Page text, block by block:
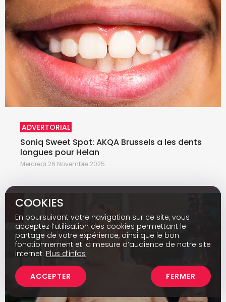
ADVERTORIAL
Soniq Sweet Spot: AKQA Brussels a les dents
longues pour Helan
Mercredi 26 Novembre 2025
COOKIES
En poursuivant votre navigation sur ce site, vous
acceptez l’utilisation des cookies permettant le
partage de votre expérience, ainsi que le bon
fonctionnement et la mesure d’audience de notre site
internet. Plus d’infos
ACCEPTER FERMER